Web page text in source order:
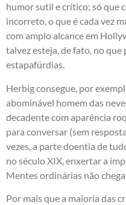
humor sutil e crítico; só que
incorreto, o que é cada vez
com amplo alcance em
talvez esteja, de fato, no
estapafúrdias.
Herbig consegue, por
abominável homem das
decadente com aparência
para conversar (sem
vezes, a parte doentia de
no século XIX, enxertar a
Mentes ordinárias não
Por mais que a maioria das